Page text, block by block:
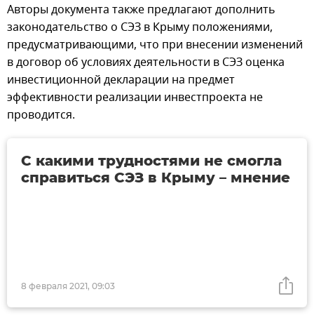
Авторы документа также предлагают дополнить
законодательство о СЭЗ в Крыму положениями,
предусматривающими, что при внесении изменений
в договор об условиях деятельности в СЭЗ оценка
инвестиционной декларации на предмет
эффективности реализации инвестпроекта не
проводится.
8 февраля 2021, 09:03
С какими трудностями не смогла
справиться СЭЗ в Крыму – мнение